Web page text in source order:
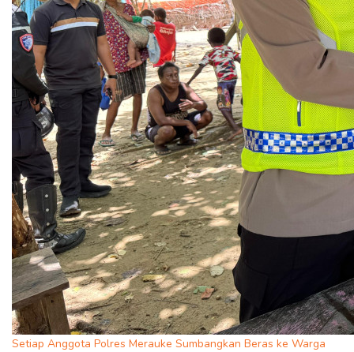
Setiap Anggota Polres Merauke Sumbangkan Beras ke Warga